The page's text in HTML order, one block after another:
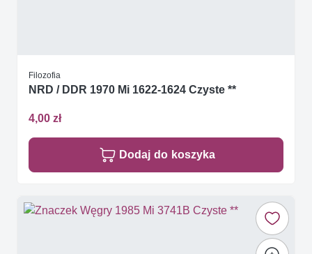
Filozofia
NRD / DDR 1970 Mi 1622-1624 Czyste **
4,00 zł
Dodaj do koszyka